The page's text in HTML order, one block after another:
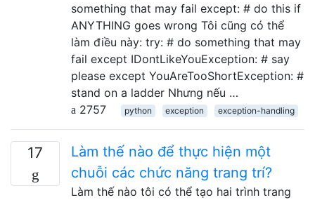
something that may fail except: # do this if
ANYTHING goes wrong Tôi cũng có thể
làm điều này: try: # do something that may
fail except IDontLikeYouException: # say
please except YouAreTooShortException: #
stand on a ladder Nhưng nếu …
2757
python exception exception-handling
17
Làm thế nào để thực hiện một
chuỗi các chức năng trang trí?
Làm thế nào tôi có thể tạo hai trình trang